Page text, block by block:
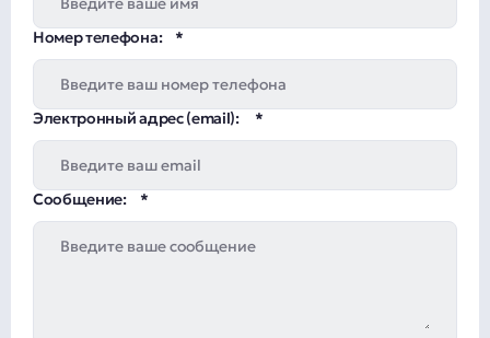
Номер телефона:
Электронный адрес (email):
Сообщение: